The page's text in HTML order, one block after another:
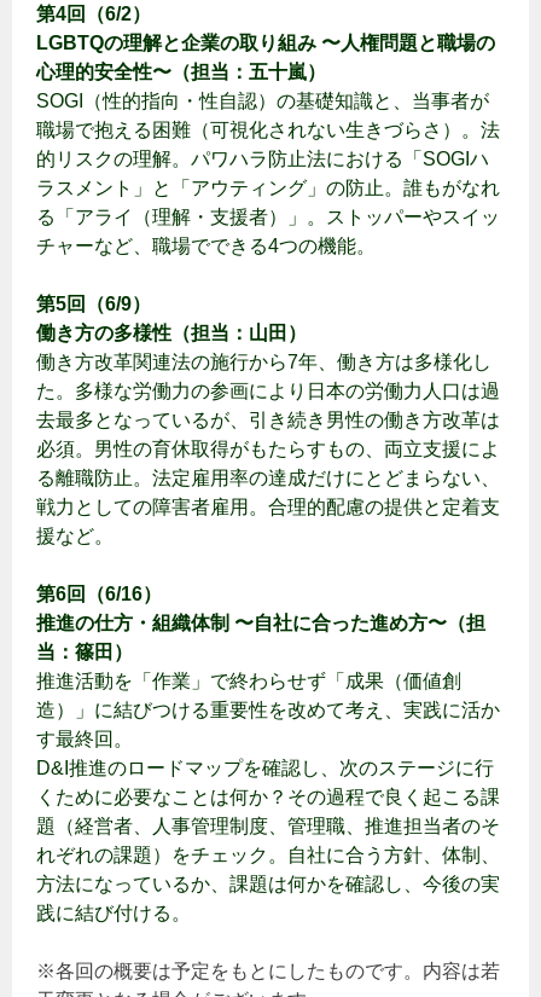
第4回（6/2）
LGBTQの理解と企業の取り組み 〜人権問題と職場の
心理的安全性〜（担当：五十嵐）
SOGI（性的指向・性自認）の基礎知識と、当事者が
職場で抱える困難（可視化されない生きづらさ）。法
的リスクの理解。パワハラ防止法における「SOGIハ
ラスメント」と「アウティング」の防止。誰もがなれ
る「アライ（理解・支援者）」。ストッパーやスイッ
チャーなど、職場でできる4つの機能。
第5回（6/9）
働き方の多様性（担当：山田）
働き方改革関連法の施行から7年、働き方は多様化し
た。多様な労働力の参画により日本の労働力人口は過
去最多となっているが、引き続き男性の働き方改革は
必須。男性の育休取得がもたらすもの、両立支援によ
る離職防止。法定雇用率の達成だけにとどまらない、
戦力としての障害者雇用。合理的配慮の提供と定着支
援など。
第6回（6/16）
推進の仕方・組織体制 〜自社に合った進め方〜（担
当：篠田）
推進活動を「作業」で終わらせず「成果（価値創
造）」に結びつける重要性を改めて考え、実践に活か
す最終回。
D&I推進のロードマップを確認し、次のステージに行
くために必要なことは何か？その過程で良く起こる課
題（経営者、人事管理制度、管理職、推進担当者のそ
れぞれの課題）をチェック。自社に合う方針、体制、
方法になっているか、課題は何かを確認し、今後の実
践に結び付ける。
※各回の概要は予定をもとにしたものです。内容は若